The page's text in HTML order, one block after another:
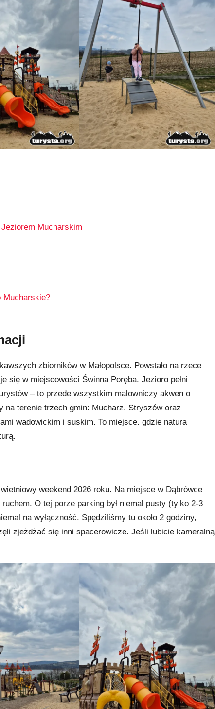
Mucharskim
Mucharskie?
zbiorników w Małopolsce. Powstało na rzece
się w miejscowości Świnna Poręba. Jezioro pełni
– to przede wszystkim malowniczy akwen o
na terenie trzech gmin: Mucharz, Stryszów oraz
wadowickim i suskim. To miejsce, gdzie natura
weekend 2026 roku. Na miejsce w Dąbrówce
O tej porze parking był niemal pusty (tylko 2-3
na wyłączność. Spędziliśmy tu około 2 godziny,
zjeżdżać się inni spacerowicze. Jeśli lubicie kameralną